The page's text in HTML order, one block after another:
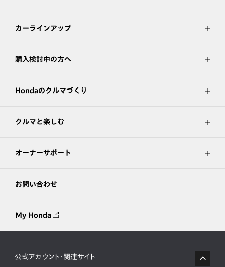
カーラインアップ
購入検討中の方へ
Hondaのクルマづくり
クルマと楽しむ
オーナーサポート
お問い合わせ
My Honda
公式アカウント・関連サイト